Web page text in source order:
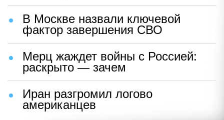
В Москве назвали ключевой
фактор завершения СВО
Мерц жаждет войны с Россией:
раскрыто — зачем
Иран разгромил логово
американцев